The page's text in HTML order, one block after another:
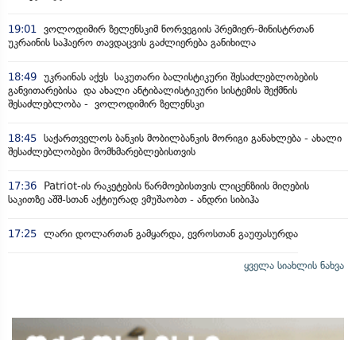
19:01
ვოლოდიმირ ზელენსკიმ ნორვეგიის პრემიერ-მინისტრთან
უკრაინის საჰაერო თავდაცვის გაძლიერება განიხილა
18:49 უკრაინას აქვს საკუთარი ბალისტიკური შესაძლებლობების
განვითარებისა და ახალი ანტიბალისტიკური სისტემის შექმნის
შესაძლებლობა - ვოლოდიმირ ზელენსკი
18:45 საქართველოს ბანკის მობილბანკის მორიგი განახლება - ახალი
შესაძლებლობები მომხმარებლებისთვის
17:36
Patriot-ის რაკეტების წარმოებისთვის ლიცენზიის მიღების
საკითზე აშშ-სთან აქტიურად ვმუშაობთ - ანდრი სიბიჰა
17:25 ლარი დოლართან გამყარდა, ევროსთან გაუფასურდა
ყველა სიახლის ნახვა